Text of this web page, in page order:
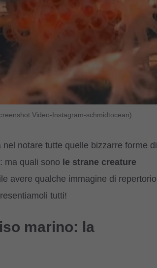
Video-Instagram-schmidtocean)
notare tutte quelle bizzarre forme di
ma quali sono le strane creature
avere qualche immagine di repertorio
tutti!
marino: la